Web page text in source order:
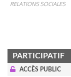
RELATIONS SOCIALES
PARTICIPATIF
ACCÈS PUBLIC